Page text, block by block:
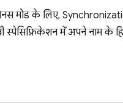
मोड के लिए,
स्पेसिफ़िकेशन में अपने नाम के